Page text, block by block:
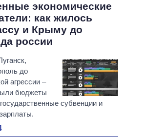
экономические
как жилось
и Крыму до
россии
до
агрессии –
бюджеты
субвенции и